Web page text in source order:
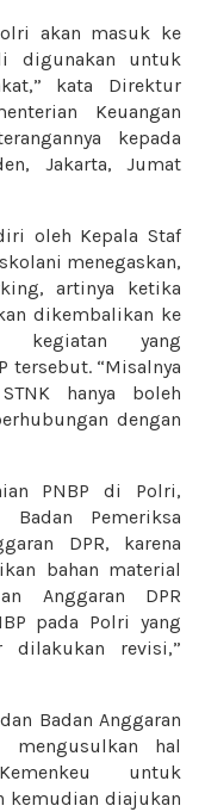
akan masuk ke
digunakan untuk
kata Direktur
Keuangan
kepada
Jakarta, Jumat
oleh Kepala Staf
menegaskan,
artinya ketika
dikembalikan ke
kegiatan yang
tersebut. “Misalnya
hanya boleh
dengan
PNBP di Polri,
Pemeriksa
DPR, karena
bahan material
Anggaran DPR
pada Polri yang
dilakukan revisi,”
Badan Anggaran
hal
untuk
kemudian diajukan